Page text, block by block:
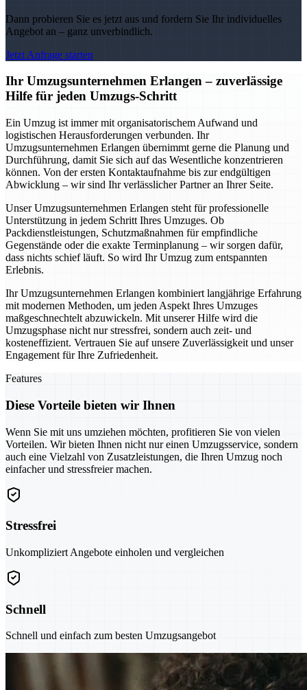
Dann probieren Sie es jetzt aus und fordern Sie Ihr individuelles
Angebot an – ganz unverbindlich.
Jetzt Anfrage starten
Ihr Umzugsunternehmen Erlangen – zuverlässige
Hilfe für jeden Umzugs-Schritt
Ein Umzug ist immer mit organisatorischem Aufwand und
logistischen Herausforderungen verbunden. Ihr
Umzugsunternehmen Erlangen übernimmt gerne die Planung und
Durchführung, damit Sie sich auf das Wesentliche konzentrieren
können. Von der ersten Kontaktaufnahme bis zur endgültigen
Abwicklung – wir sind Ihr verlässlicher Partner an Ihrer Seite.
Unser Umzugsunternehmen Erlangen steht für professionelle
Unterstützung in jedem Schritt Ihres Umzuges. Ob
Packdienstleistungen, Schutzmaßnahmen für empfindliche
Gegenstände oder die exakte Terminplanung – wir sorgen dafür,
dass nichts schief läuft. So wird Ihr Umzug zum entspannten
Erlebnis.
Ihr Umzugsunternehmen Erlangen kombiniert langjährige Erfahrung
mit modernen Methoden, um jeden Aspekt Ihres Umzuges
maßgeschnechtelt abzuwickeln. Mit unserer Hilfe wird die
Umzugsphase nicht nur stressfrei, sondern auch zeit- und
kosteneffizient. Vertrauen Sie auf unsere Zuverlässigkeit und unser
Engagement für Ihre Zufriedenheit.
Features
Diese Vorteile bieten wir Ihnen
Wenn Sie mit uns umziehen möchten, profitieren Sie von vielen
Vorteilen. Wir bieten Ihnen nicht nur einen Umzugsservice, sondern
auch eine Vielzahl von Zusatzleistungen, die Ihren Umzug noch
einfacher und stressfreier machen.
Stressfrei
Unkompliziert Angebote einholen und vergleichen
Schnell
Schnell und einfach zum besten Umzugsangebot